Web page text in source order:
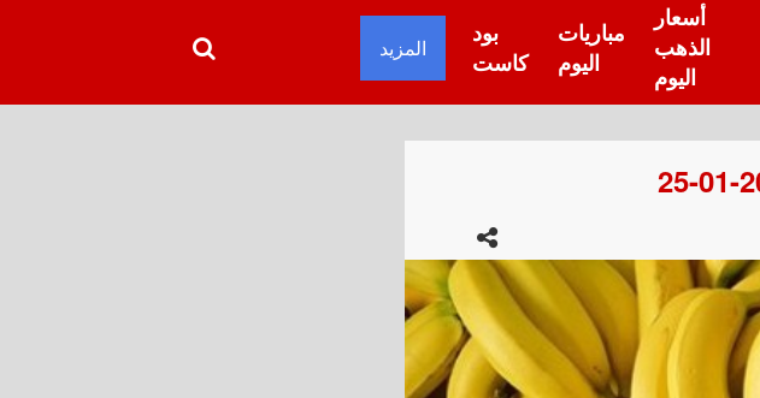
المزيد
بود
كاست
مباريات
اليوم
أسعار
الذهب
اليوم